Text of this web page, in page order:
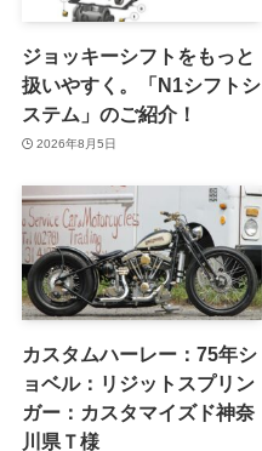
ジョッキーシフトをもっと
扱いやすく。「N1シフトシ
ステム」のご紹介！
2026年8月5日
カスタムハーレー：75年シ
ョベル：リジットスプリン
ガー：カスタマイズド神奈
川県Ｔ様